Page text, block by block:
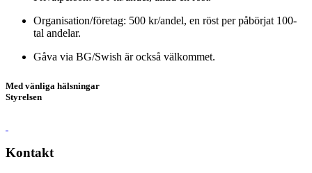
Organisation/företag: 500 kr/andel, en röst per påbörjat 100-
tal andelar.
Gåva via BG/Swish är också välkommet.
Med vänliga hälsningar
Styrelsen
Kontakt